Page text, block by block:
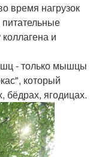
время нагрузок
и
- только мышцы
который
бёдрах, ягодицах.